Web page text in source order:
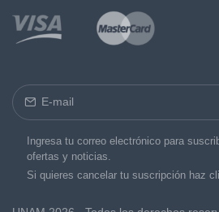
Ingresa tu correo electrónico para
ofertas y noticias.
Si quieres cancelar tu suscripción haz